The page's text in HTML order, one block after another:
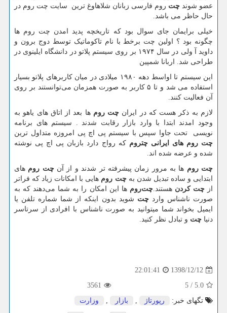
عضو شوند چت روم فارسی زبانان شلاهاوغ ترین سایت چت روم در
حال حاظر می باشد.
خیلی برایمان جای سوال بود که تاریخچه پدید امدن چت روم ها
چگونه بود ؟ اولین چت برخط با نام تاکوماتیک توسط دوج برون و
داوید آ ولی در سال ۱۹۷۴ بر روی سیستم پلاتو در دانشگاه ایلینوی در
طراحی شد.
اربانا شمپین
این سیستم تا اواسط دهه ۱۹۸۰ میلادی در میان کاربرهای پلاتو بسیار
استفاده می شد و تا ۵ کاربر به صورت همزمان می‌توانستند بر روی
آن فعالیت کنند.
لازم به ذکر هست که در ایران چت رومها بعد از اتاق های یاهو به
وجود امدند ابتدا با وارد بازار رقابت شدند
سیستم های برنامه
نویسی تحت جاوا سپس با سیستم پی اچ پی امروزه متداول ترین
چت روم های ایرانی چترومکه رواج دارد بازبان پی اچ پی نوشته
شده و عرضه شده اند.
چت روم‌ ها به مرور زمان پیشرفته تر شدند و از آنچت روم‌ های
ابتدایی و ساده تبدیل شدن بهچت روم‌ هایی با امکانات زیاد که فراتر
ازچت کردن هستند.چت‌روم‌ ها این امکان را به شما می‌دهند که به
صورت ناشناس واردچت شوید بدون اینکه از شما شماره تلفن یا
ایمیل بخواند شما میتوانید به صورت ناشناس با افرادی از سرتاسر
دنیا چت و تبادل نظر کنید
1398/12/12
22:01:41
5.0
/
5
3561
تگهای خبر:
رپورتاژ , بازار , وزارت